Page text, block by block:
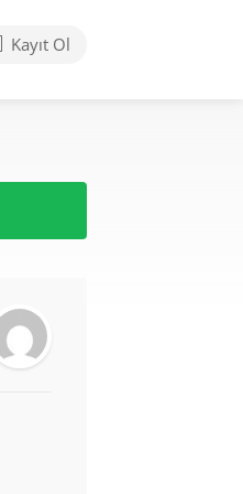
Kayıt Ol